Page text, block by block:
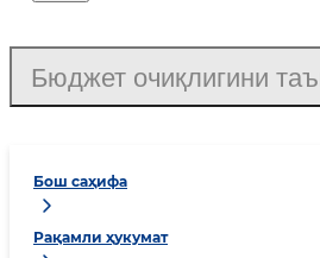
Бош саҳифа
Рақамли ҳукумат
Бюджет очиқлигини